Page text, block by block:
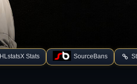
HLstatsX Stats SourceBans